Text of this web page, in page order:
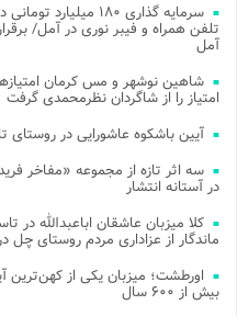
سرمایه گذاری ۱۸۰
آمل
شاهین نوشهر و مس کرمان
امتیاز را از شاگردان نظرمحمدی گرفت
آیین باشکوه عاشورایی در روستای
سه اثر تازه از مجموعه «مفاخر
در آستانه انتشار
کلا میزبان عاشقان اباعبدالله
ماندگار از عزاداری مردم روستای چل
اورطشت؛ میزبان یکی از کهن‌ترین
بیش از ۶۰۰ سال